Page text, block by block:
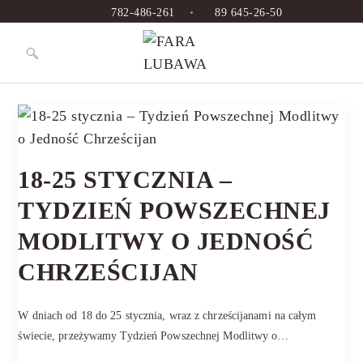
782-486-261 • 89 645-26-50
18-25 STYCZNIA –
TYDZIEŃ POWSZECHNEJ
MODLITWY O JEDNOŚĆ
CHRZEŚCIJAN
W dniach od 18 do 25 stycznia, wraz z chrześcijanami na całym
świecie, przeżywamy Tydzień Powszechnej Modlitwy o…